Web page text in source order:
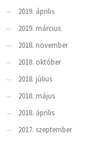
2019. április
2019. március
2018. november
2018. október
2018. július
2018. május
2018. április
2017. szeptember